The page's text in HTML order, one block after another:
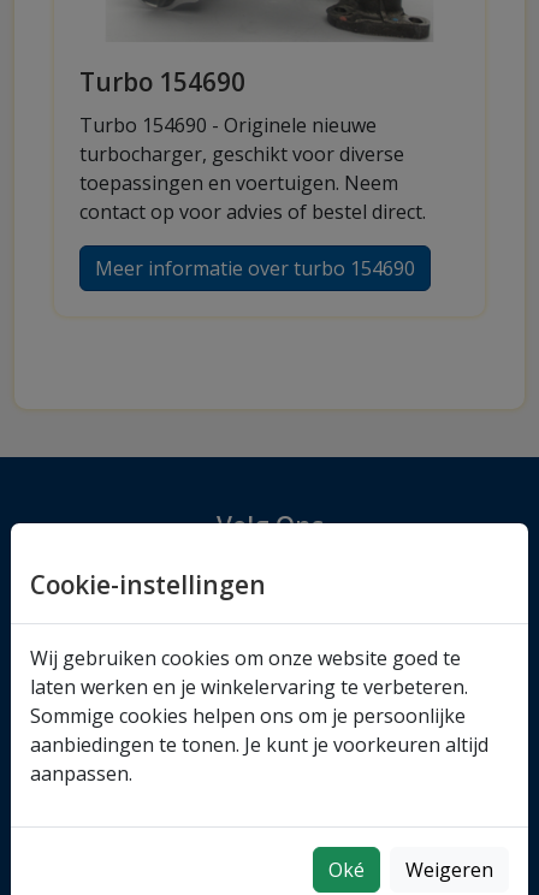
Cookie-instellingen
Wij gebruiken cookies om onze website goed te
laten werken en je winkelervaring te verbeteren.
Sommige cookies helpen ons om je persoonlijke
aanbiedingen te tonen. Je kunt je voorkeuren altijd
aanpassen.
Oké Weigeren
Turbo 154690
Turbo 154690 - Originele nieuwe
turbocharger, geschikt voor diverse
toepassingen en voertuigen. Neem
contact op voor advies of bestel direct.
Meer informatie over turbo 154690
Volg Ons